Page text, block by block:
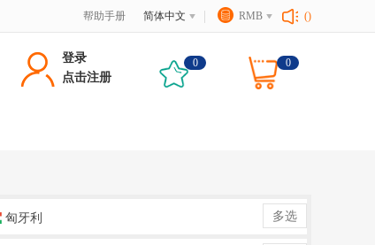
帮助手册 简体中文 RMB ()
登录
点击注册
0 0
匈牙利 多选